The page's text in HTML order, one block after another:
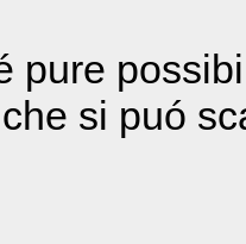
pure
si puó